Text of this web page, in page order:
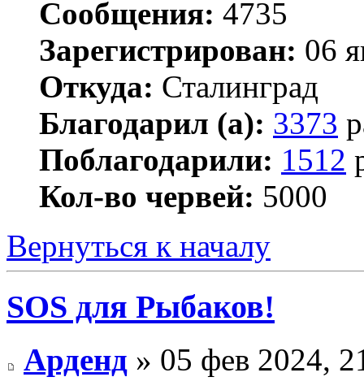
Сообщения: 4735
Зарегистрирован: 06
Откуда: Сталинград
Благодарил (а): 3373
Поблагодарили: 1512
Кол-во червей: 5000
Вернуться к началу
SOS для Рыбаков!
Арденд » 05 фев 2024,